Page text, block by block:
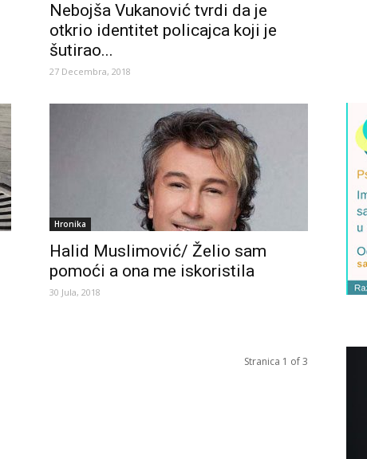
Nebojša Vukanović tvrdi da je
otkrio identitet policajca koji je
šutirao...
27 Decembra, 2018
Hronika
Halid Muslimović/ Želio sam
pomoći a ona me iskoristila
30 Jula, 2018
Stranica 1 of 3